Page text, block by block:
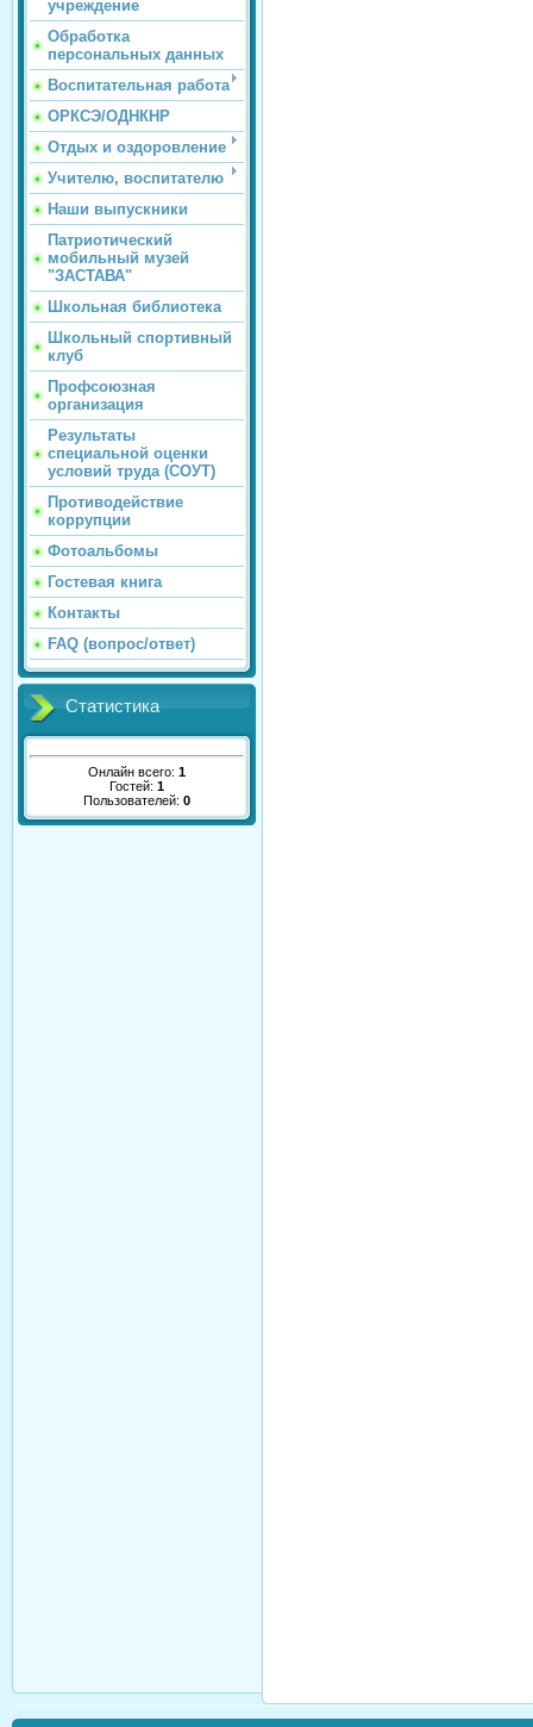
учреждение
Обработка
персональных данных
Воспитательная работа
ОРКСЭ/ОДНКНР
Отдых и оздоровление
Учителю, воспитателю
Наши выпускники
Патриотический
мобильный музей
"ЗАСТАВА"
Школьная библиотека
Школьный спортивный
клуб
Профсоюзная
организация
Результаты
специальной оценки
условий труда (СОУТ)
Противодействие
коррупции
Фотоальбомы
Гостевая книга
Контакты
FAQ (вопрос/ответ)
Статистика
Онлайн всего: 1
Гостей: 1
Пользователей: 0